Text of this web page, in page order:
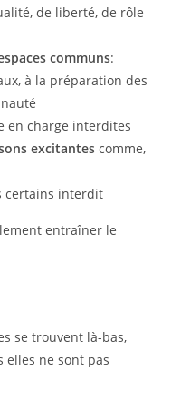
de liberté, de rôle
communs:
à la préparation des
en charge interdites
excitantes comme,
certains interdit
entraîner le
se trouvent là-bas,
elles ne sont pas